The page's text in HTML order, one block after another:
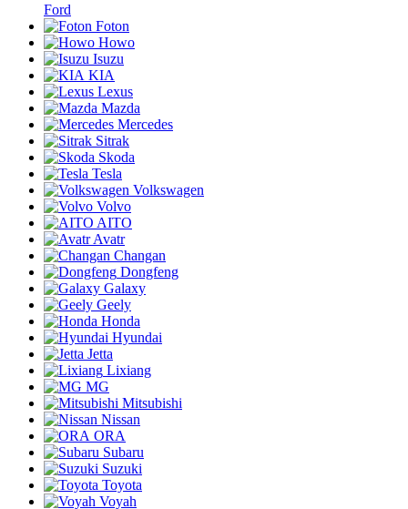
Ford
Foton
Howo
Isuzu
KIA
Lexus
Mazda
Mercedes
Sitrak
Skoda
Tesla
Volkswagen
Volvo
AITO
Avatr
Changan
Dongfeng
Galaxy
Geely
Honda
Hyundai
Jetta
Lixiang
MG
Mitsubishi
Nissan
ORA
Subaru
Suzuki
Toyota
Voyah